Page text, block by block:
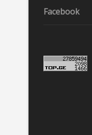
Facebook